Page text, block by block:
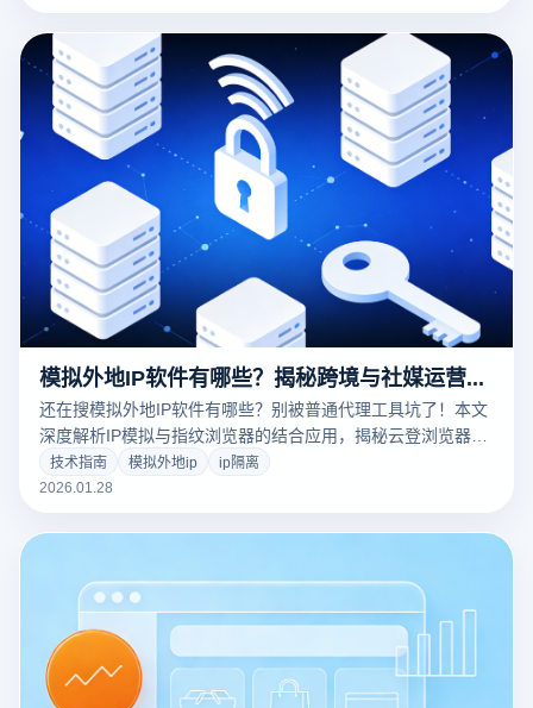
模拟外地IP软件有哪些？揭秘跨境与社媒运营的防关联黑科技
还在搜模拟外地IP软件有哪些？别被普通代理工具坑了！本文
深度解析IP模拟与指纹浏览器的结合应用，揭秘云登浏览器如
何通过环境隔离与时区自适应技术，保障您的账号100%安全
防关联。点击获取硬核方案！
技术指南 模拟外地ip
ip隔离
2026.01.28